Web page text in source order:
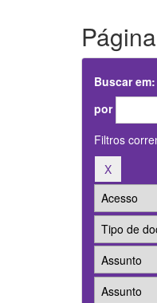
Buscar em:
por
Filtros